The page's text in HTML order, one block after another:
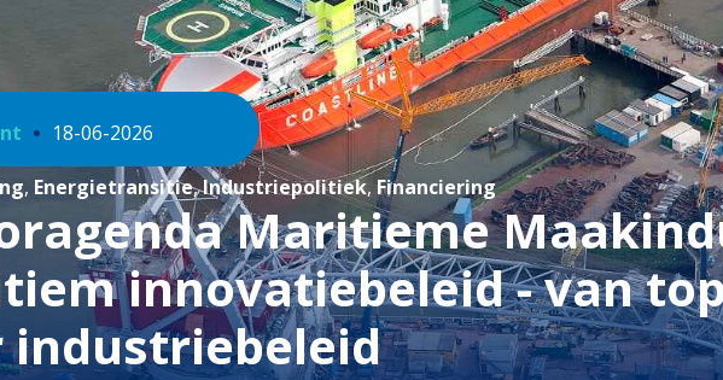
18-06-2026
, Energietransitie,Industriepolitiek,Financiering
Maritieme
innovatiebeleid - van
industriebeleid